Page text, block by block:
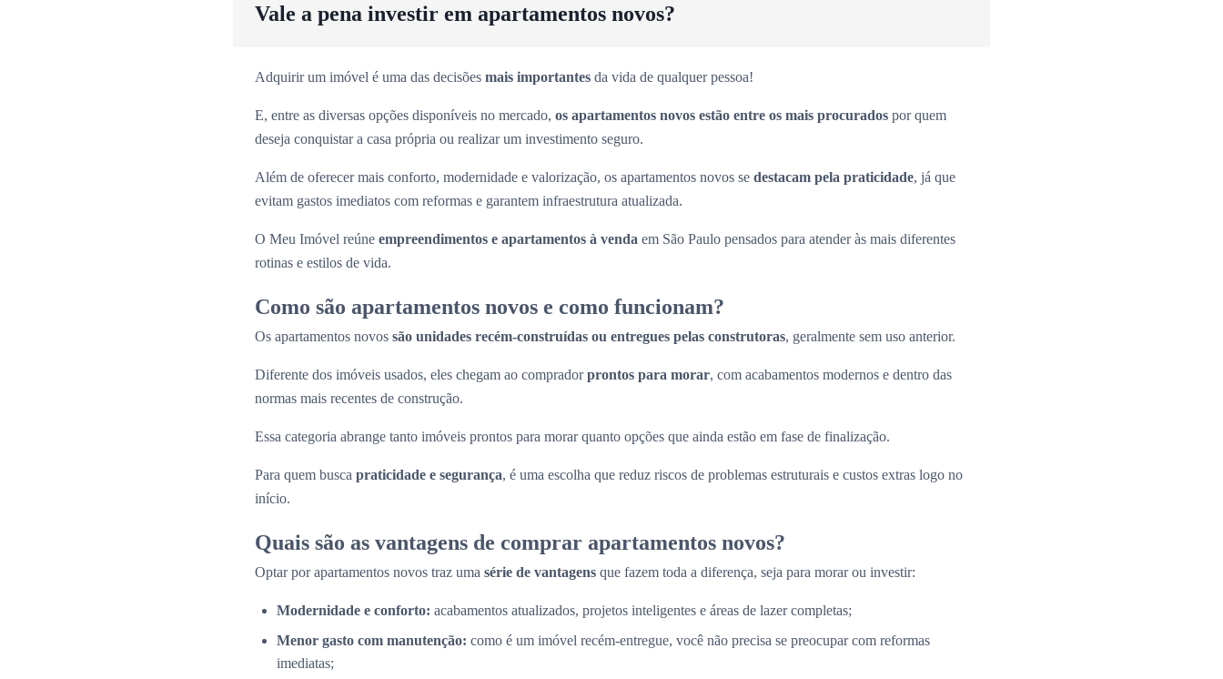
Vale a pena investir em apartamentos novos?
Adquirir um imóvel é uma das decisões mais importantes da vida de qualquer pessoa!
E, entre as diversas opções disponíveis no mercado, os apartamentos novos estão entre os mais procurados por quem
deseja conquistar a casa própria ou realizar um investimento seguro.
Além de oferecer mais conforto, modernidade e valorização, os apartamentos novos se destacam pela praticidade, já que
evitam gastos imediatos com reformas e garantem infraestrutura atualizada.
O Meu Imóvel reúne empreendimentos e apartamentos à venda em São Paulo pensados para atender às mais diferentes
rotinas e estilos de vida.
Como são apartamentos novos e como funcionam?
Os apartamentos novos são unidades recém-construídas ou entregues pelas construtoras, geralmente sem uso anterior.
Diferente dos imóveis usados, eles chegam ao compradorprontos para morar, com acabamentos modernos e dentro das
normas mais recentes de construção.
Essa categoria abrange tanto imóveis prontos para morar quanto opções que ainda estão em fase de finalização.
Para quem busca praticidade e segurança, é uma escolha que reduz riscos de problemas estruturais e custos extras logo no
início.
Quais são as vantagens de comprar apartamentos novos?
Optar por apartamentos novos traz uma série de vantagens que fazem toda a diferença, seja para morar ou investir:
Modernidade e conforto: acabamentos atualizados, projetos inteligentes e áreas de lazer completas;
Menor gasto com manutenção: como é um imóvel recém-entregue, você não precisa se preocupar com reformas
imediatas;